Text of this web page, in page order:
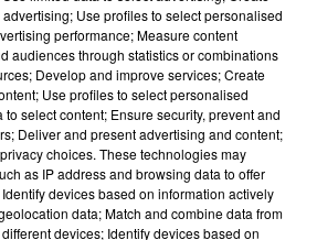
et leur bébé de trois mois
DEVANT SE FAIRE
Use profiles to select personalised
performance; Measure content
audiences through statistics or combinations
Develop and improve services; Create
Use profiles to select personalised
select content; Ensure security, prevent and
Deliver and present advertising and content;
choices. These technologies may
as IP address and browsing data to offer
devices based on information actively
data; Match and combine data from
devices; Identify devices based on